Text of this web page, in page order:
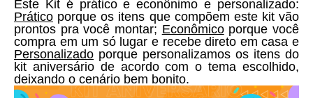
Prático porque os itens que compõem este kit vão
prontos pra você montar; Econômico porque você
Personalizado porque personalizamos os itens do
kit aniversário de acordo com o tema escolhido,
deixando o cenário bem bonito.